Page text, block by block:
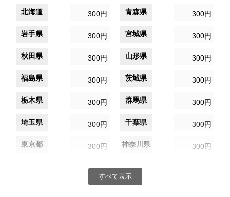
北海道 300円 青森県 300円
岩手県 300円 宮城県 300円
秋田県 300円 山形県 300円
福島県 300円 茨城県 300円
栃木県 300円 群馬県 300円
埼玉県 300円 千葉県 300円
東京都 300円 神奈川県 300円
300円 富山県
すべて表示